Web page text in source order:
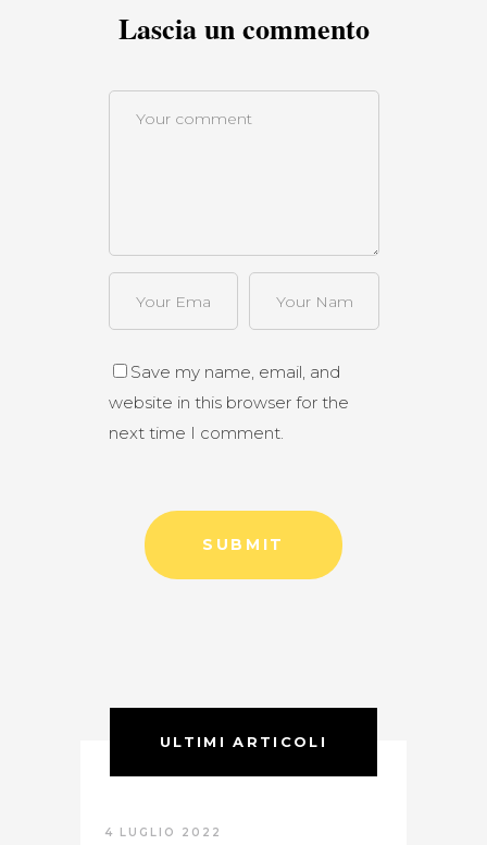
Lascia un commento
Save my name, email, and
website in this browser for the
next time I comment.
ULTIMI ARTICOLI
4 LUGLIO 2022